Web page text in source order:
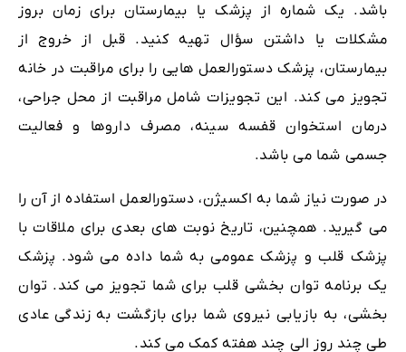
باشد. یک شماره از پزشک یا بیمارستان برای زمان بروز
مشکلات یا داشتن سؤال تهیه کنید. قبل از خروج از
بیمارستان، پزشک دستورالعمل هایی را برای مراقبت در خانه
تجویز می کند. این تجویزات شامل مراقبت از محل جراحی،
درمان استخوان قفسه سینه، مصرف داروها و فعالیت
جسمی شما می باشد.
در صورت نیاز شما به اکسیژن، دستورالعمل استفاده از آن را
می گیرید. همچنین، تاریخ نوبت های بعدی برای ملاقات با
پزشک قلب و پزشک عمومی به شما داده می شود. پزشک
یک برنامه توان بخشی قلب برای شما تجویز می کند. توان
بخشی، به بازیابی نیروی شما برای بازگشت به زندگی عادی
طی چند روز الی چند هفته کمک می کند.